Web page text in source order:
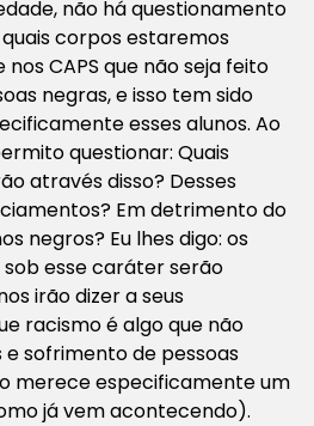
não há questionamento
corpos estaremos
CAPS que não seja feito
negras, e isso tem sido
esses alunos. Ao
questionar: Quais
através disso? Desses
Em detrimento do
negros? Eu lhes digo: os
esse caráter serão
irão dizer a seus
racismo é algo que não
e sofrimento de pessoas
merece especificamente um
já vem acontecendo).